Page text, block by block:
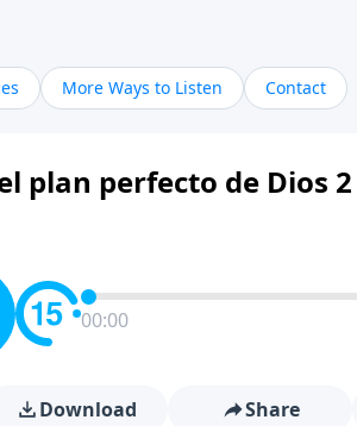
More Ways to Listen Contact
plan perfecto de Dios 2
00:00
Download Share